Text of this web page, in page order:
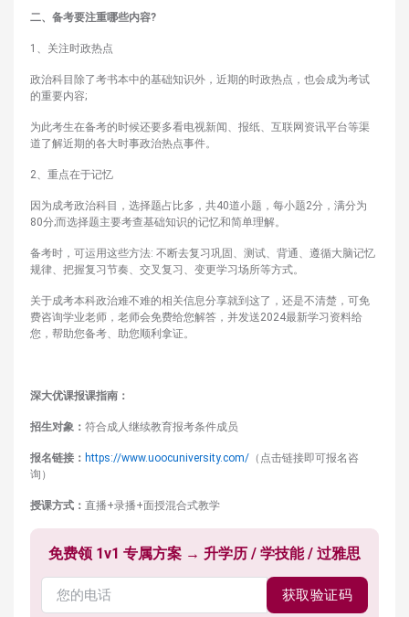
二、备考要注重哪些内容?
1、关注时政热点
政治科目除了考书本中的基础知识外，近期的时政热点，也会成为考试
的重要内容;
为此考生在备考的时候还要多看电视新闻、报纸、互联网资讯平台等渠
道了解近期的各大时事政治热点事件。
2、重点在于记忆
因为成考政治科目，选择题占比多，共40道小题，每小题2分，满分为
80分;而选择题主要考查基础知识的记忆和简单理解。
备考时，可运用这些方法: 不断去复习巩固、测试、背通、遵循大脑记忆
规律、把握复习节奏、交叉复习、变更学习场所等方式。
关于成考本科政治难不难的相关信息分享就到这了，还是不清楚，可免
费咨询学业老师，老师会免费给您解答，并发送2024最新学习资料给
您，帮助您备考、助您顺利拿证。
深大优课报课指南：
招生对象： 符合成人继续教育报考条件成员
报名链接： https://www.uoocuniversity.com/ （点击链接即可报名咨
询）
授课方式： 直播+录播+面授混合式教学
免费领 1v1 专属方案 → 升学历 / 学技能 / 过雅思
获取验证码